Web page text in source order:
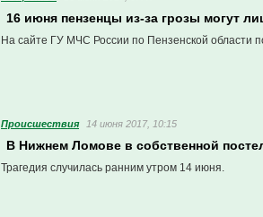
16 июня пензенцы из-за грозы могут
На сайте ГУ МЧС России по Пензенской области
Проиcшествия 14 июня 2017, 10:15
В Нижнем Ломове в собственной
Трагедия случилась ранним утром 14 июня.